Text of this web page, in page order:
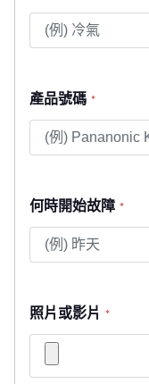
產品號碼 *
何時開始故障 *
照片或影片 *